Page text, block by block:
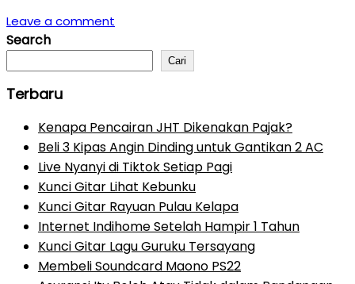
Leave a comment
Search
Cari
Terbaru
Kenapa Pencairan JHT Dikenakan Pajak?
Beli 3 Kipas Angin Dinding untuk Gantikan 2 AC
Live Nyanyi di Tiktok Setiap Pagi
Kunci Gitar Lihat Kebunku
Kunci Gitar Rayuan Pulau Kelapa
Internet Indihome Setelah Hampir 1 Tahun
Kunci Gitar Lagu Guruku Tersayang
Membeli Soundcard Maono PS22